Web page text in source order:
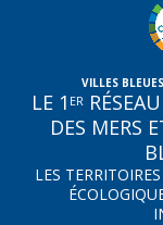
VILLES
LE 1 ER
DES MERS
LES